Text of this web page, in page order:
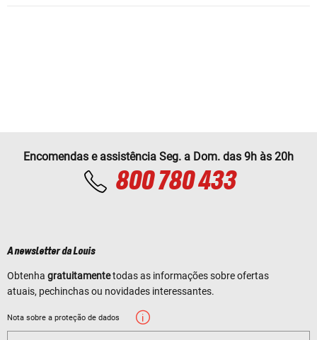
Encomendas e assistência Seg. a Dom. das 9h às 20h
800 780 433
A newsletter da Louis
Obtenha gratuitamentetodas as informações sobre ofertas
atuais, pechinchas ou novidades interessantes.
Nota sobre a proteção de dados